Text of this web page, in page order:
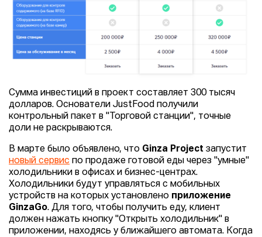
Сумма инвестиций в проект составляет 300 тысяч
долларов. Основатели JustFood получили
контрольный пакет в "Торговой станции", точные
доли не раскрываются.
В марте было объявлено, что Ginza Project запустит
новый сервис по продаже готовой еды через "умные"
холодильники в офисах и бизнес-центрах.
Холодильники будут управляться с мобильных
устройств на которых установлено приложение
GinzaGo. Для того, чтобы получить еду, клиент
должен нажать кнопку "Открыть холодильник" в
приложении, находясь у ближайшего автомата. Когда